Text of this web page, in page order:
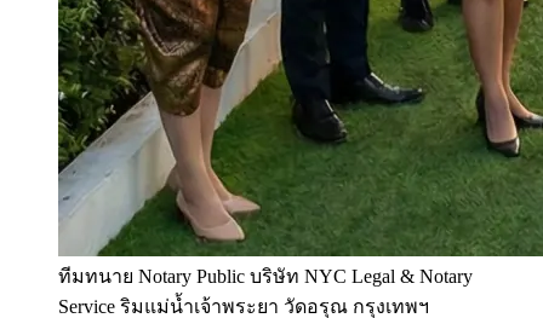
ทีมทนาย Notary Public บริษัท NYC Legal & Notary
Service ริมแม่น้ำเจ้าพระยา วัดอรุณ กรุงเทพฯ